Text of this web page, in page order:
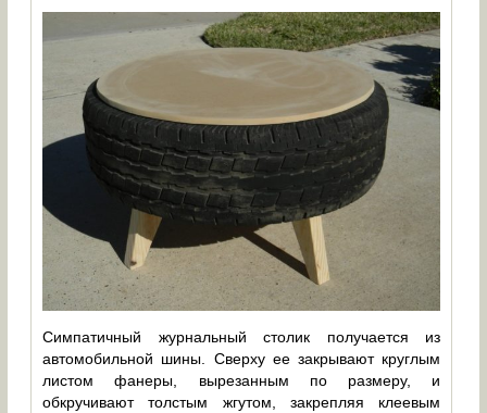
Симпатичный журнальный столик получается из
автомобильной шины. Сверху ее закрывают круглым
листом фанеры, вырезанным по размеру, и
обкручивают толстым жгутом, закрепляя клеевым